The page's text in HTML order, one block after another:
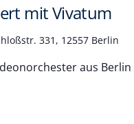
mit Vivatum
331, 12557 Berlin
aus